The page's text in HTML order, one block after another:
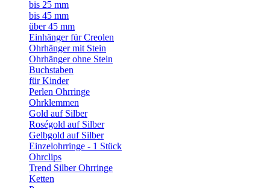
bis 25 mm
bis 45 mm
über 45 mm
Einhänger für Creolen
Ohrhänger mit Stein
Ohrhänger ohne Stein
Buchstaben
für Kinder
Perlen Ohrringe
Ohrklemmen
Gold auf Silber
Roségold auf Silber
Gelbgold auf Silber
Einzelohrringe - 1 Stück
Ohrclips
Trend Silber Ohrringe
Ketten